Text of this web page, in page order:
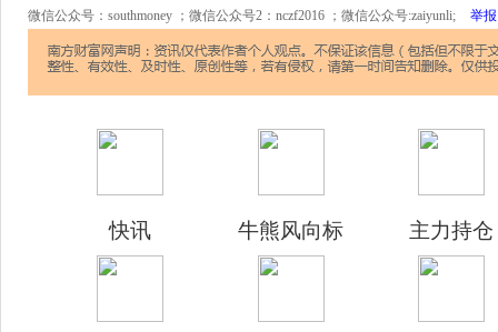
微信公众号：southmoney ；微信公众号2：nczf2016 ；微信公众号:zaiyunli; 举报
快讯 牛熊风向标 主力持仓